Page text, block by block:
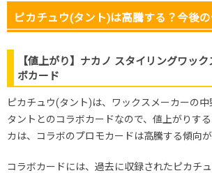
ピカチュウ(タント)は高騰する？今後
【値上がり】ナカノ スタイリングワッ
ボカード
ピカチュウ(タント)は、ワックスメーカーの
タントとのコラボカードなので、値上がりす
カは、コラボのプロモカードは高騰する傾向が
コラボカードには、過去に収録されたピカチ